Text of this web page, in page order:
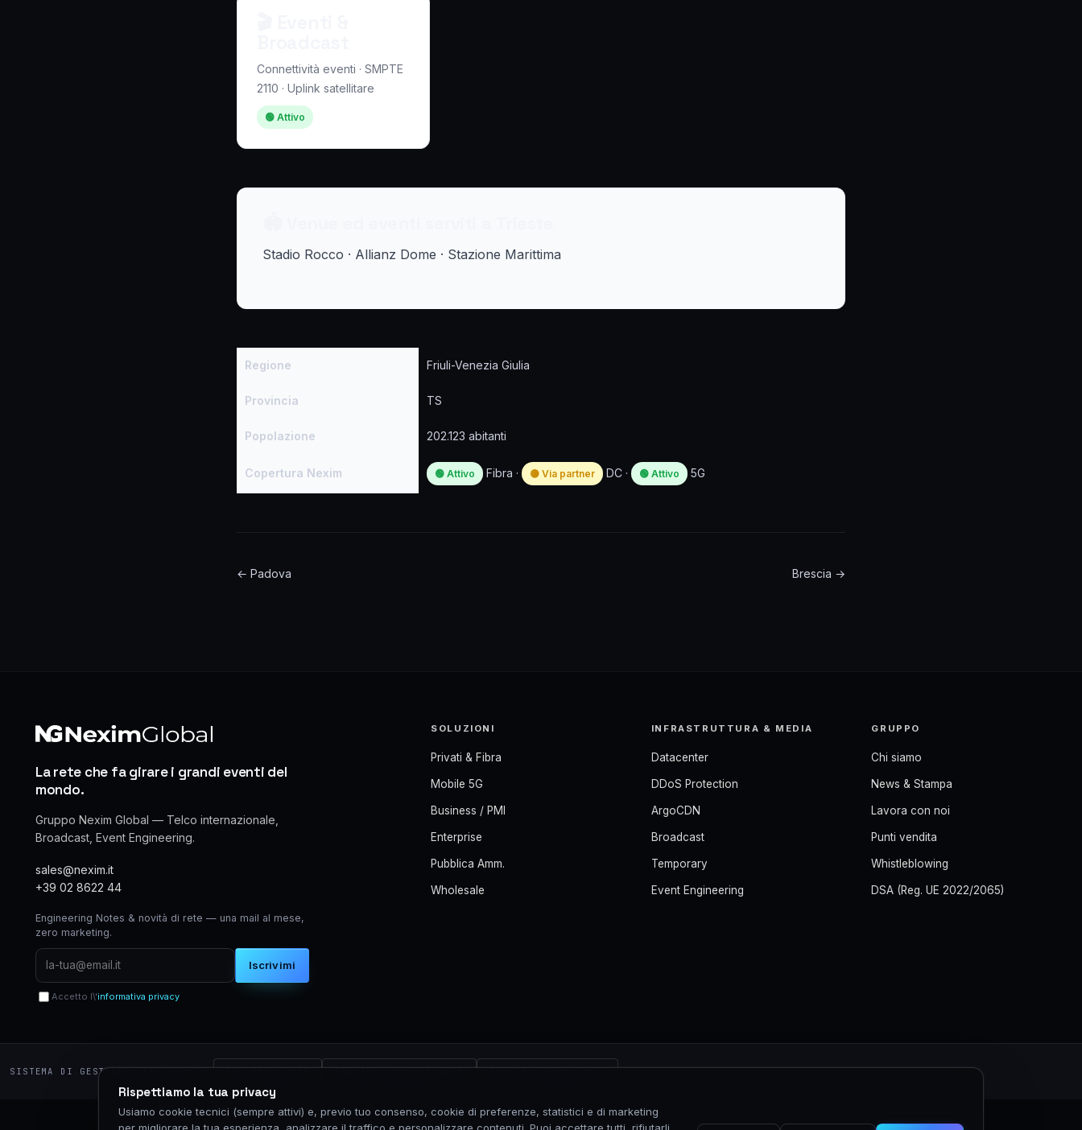
Connettività eventi · SMPTE
2110 · Uplink satellitare
🟢 Attivo
Stadio Rocco · Allianz Dome · Stazione Marittima
Regione Friuli-Venezia Giulia
Provincia TS
Popolazione 202.123 abitanti
Copertura Nexim 🟢 Attivo Fibra · 🟡 Via partner DC · 🟢 Attivo 5G
← Padova Brescia →
La rete che fa girare i grandi eventi del
mondo.
Gruppo Nexim Global — Telco internazionale,
Broadcast, Event Engineering.
sales@nexim.it
+39 02 8622 44
Engineering Notes & novità di rete — una mail al mese,
zero marketing.
Iscrivimi
Accetto l\'informativa privacy
SOLUZIONI
Privati & Fibra
Mobile 5G
Business / PMI
Enterprise
Pubblica Amm.
Wholesale
INFRASTRUTTURA & MEDIA
Datacenter
DDoS Protection
ArgoCDN
Broadcast
Temporary
Event Engineering
GRUPPO
Chi siamo
News & Stampa
Lavora con noi
Punti vendita
Whistleblowing
DSA (Reg. UE 2022/2065)
SISTEMA DI GESTIONE CERTIFICATO ISO 9001:2015 ISO/IEC 20000-1:2018 ISO/IEC 27001:2022
Rispettiamo la tua privacy
Usiamo cookie tecnici (sempre attivi) e, previo tuo consenso, cookie di preferenze, statistici e di marketing